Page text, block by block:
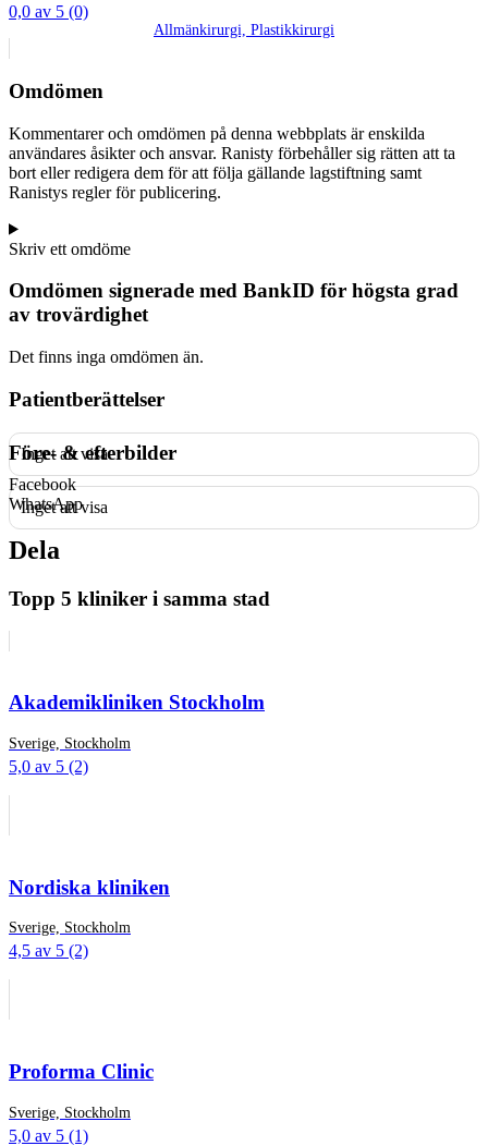
0,0 av 5 (0)
Allmänkirurgi, Plastikkirurgi
Omdömen
Kommentarer och omdömen på denna webbplats är enskilda
användares åsikter och ansvar. Ranisty förbehåller sig rätten att ta
bort eller redigera dem för att följa gällande lagstiftning samt
Ranistys regler för publicering.
Skriv ett omdöme
Omdömen signerade med BankID för högsta grad
av trovärdighet
Det finns inga omdömen än.
Patientberättelser
Inget att visa
Före- & efterbilder
Inget att visa
Facebook
WhatsApp
Dela
Topp 5 kliniker i samma stad
Akademikliniken Stockholm
Sverige, Stockholm
5,0 av 5 (2)
Nordiska kliniken
Sverige, Stockholm
4,5 av 5 (2)
Proforma Clinic
Sverige, Stockholm
5,0 av 5 (1)